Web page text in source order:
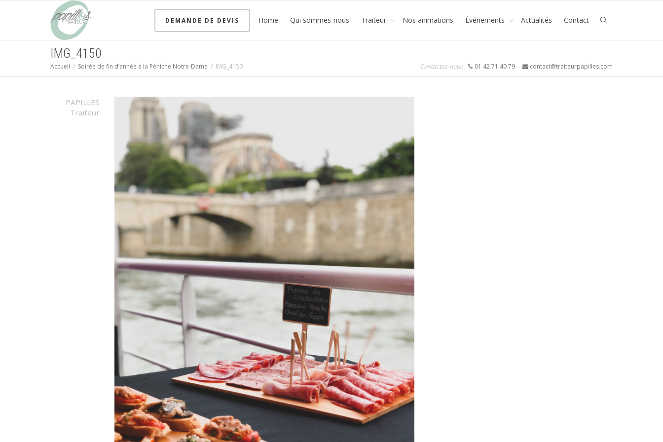
DEMANDE DE DEVIS Home Qui sommes-nous Traiteur Nos animations Événements Actualités Contact
IMG_4150
Accueil Soirée de fin d’année à la Péniche Notre-Dame IMG_4150 Contactez-nous 01 42 71 40 79 contact@traiteurpapilles.com
PAPILLES
Traiteur